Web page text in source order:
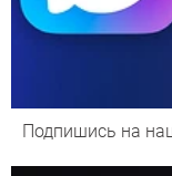
Подпишись на